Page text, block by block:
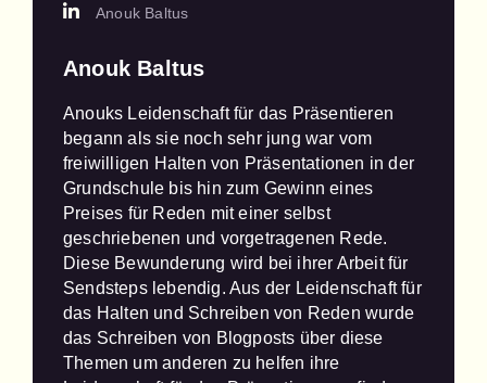
Anouk Baltus
Anouk Baltus
Anouks Leidenschaft für das Präsentieren
begann als sie noch sehr jung war vom
freiwilligen Halten von Präsentationen in der
Grundschule bis hin zum Gewinn eines
Preises für Reden mit einer selbst
geschriebenen und vorgetragenen Rede.
Diese Bewunderung wird bei ihrer Arbeit für
Sendsteps lebendig. Aus der Leidenschaft für
das Halten und Schreiben von Reden wurde
das Schreiben von Blogposts über diese
Themen um anderen zu helfen ihre